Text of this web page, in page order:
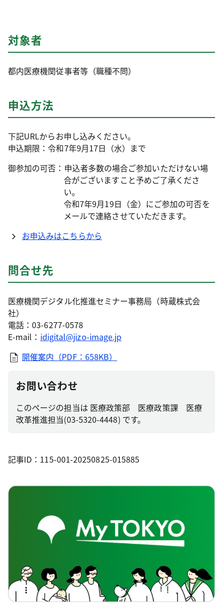
対象者
都内医療機関従事者等（職種不問）
申込方法
下記URLからお申し込みください。
申込期限：令和7年9月17日（水）まで
御参加の可否：申込者多数の場合ご参加いただけない場
合がございますこと予めご了承くださ
い。
令和7年9月19日（金）にご参加の可否を
メールで連絡させていただきます。
お申込みはこちらから
問合せ先
医療機関デジタル化推進セミナー事務局（時蔵株式会
社）
電話：03-6277-0578
E-mail： idigital@jizo-image.jp
開催案内（PDF：658KB）
お問い合わせ
このページの担当は 医療政策部 医療政策課 医療
改革推進担当(03-5320-4448) です。
記事ID：115-001-20250825-015885